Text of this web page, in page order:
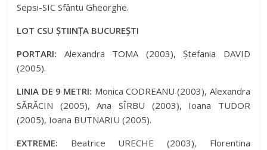
Sepsi-SIC Sfântu Gheorghe.
LOT CSU ȘTIINȚA BUCUREȘTI
PORTARI: Alexandra TOMA (2003), Ștefania DAVID
(2005).
LINIA DE 9 METRI: Monica CODREANU (2003), Alexandra
SĂRĂCIN (2005), Ana SÎRBU (2003), Ioana TUDOR
(2005), Ioana BUTNARIU (2005).
EXTREME: Beatrice URECHE (2003), Florentina